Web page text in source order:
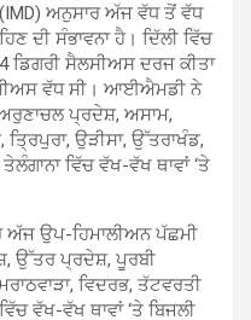
(IMD) ਅਨੁਸਾਰ ਅੱਜ ਵੱਧ ਤੋਂ ਵੱਧ
ਦੀ ਸੰਭਾਵਨਾ ਹੈ। ਦਿੱਲੀ ਵਿੱਚ
ਡਿਗਰੀ ਸੈਲਸੀਅਸ ਦਰਜ ਕੀਤਾ
ਵੱਧ ਸੀ। ਆਈਐਮਡੀ ਨੇ
ਪ੍ਰਦੇਸ਼, ਅਸਾਮ,
ਉੜੀਸਾ, ਉੱਤਰਾਖੰਡ,
ਵਿੱਚ ਵੱਖ-ਵੱਖ ਥਾਵਾਂ ‘ਤੇ
ਉਪ-ਹਿਮਾਲੀਅਨ ਪੱਛਮੀ
ਉੱਤਰ ਪ੍ਰਦੇਸ਼, ਪੂਰਬੀ
ਵਿਦਰਭ, ਤੱਟਵਰਤੀ
ਵੱਖ-ਵੱਖ ਥਾਵਾਂ ‘ਤੇ ਬਿਜਲੀ